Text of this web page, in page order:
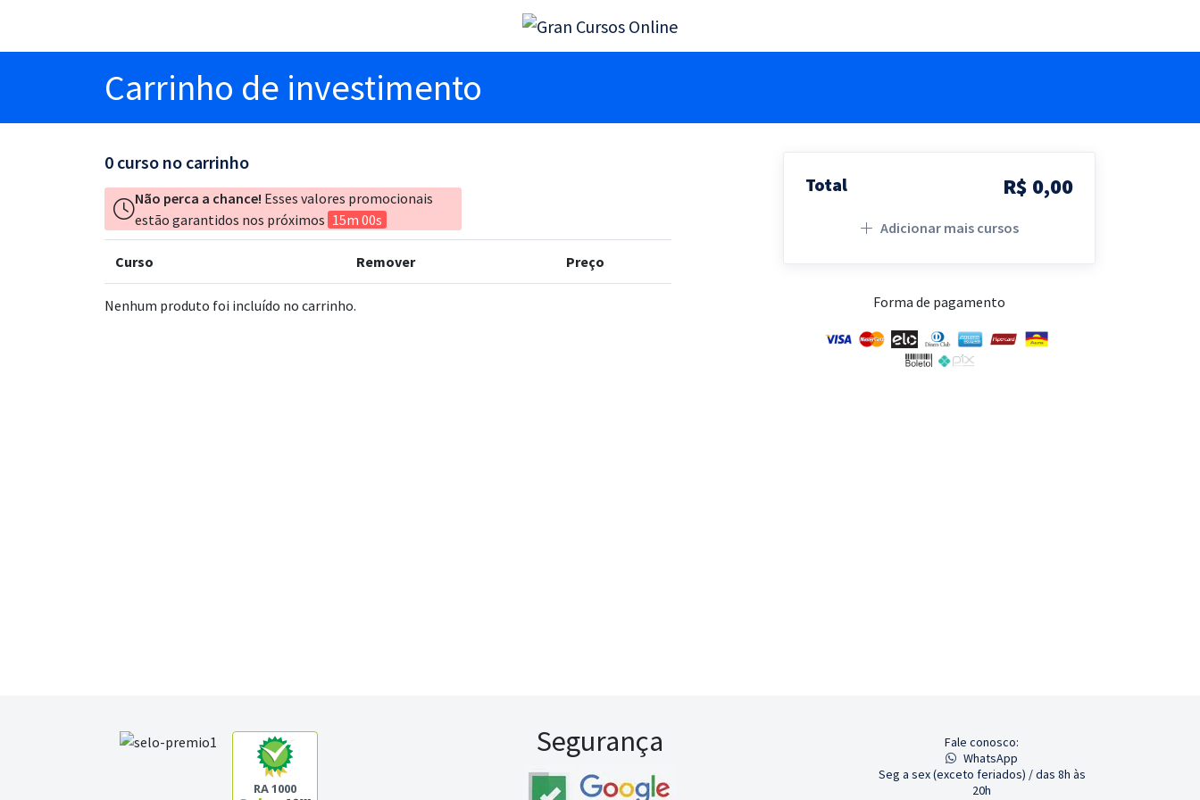
Carrinho de investimento
0 curso no carrinho
Não perca a chance! Esses valores promocionais
estão garantidos nos próximos 15m 00s
Curso Remover Preço
Nenhum produto foi incluído no carrinho.
Total R$ 0,00
Adicionar mais cursos
Forma de pagamento
RA 1000
Segurança
Fale conosco:
WhatsApp
Seg a sex (exceto feriados) / das 8h às
20h